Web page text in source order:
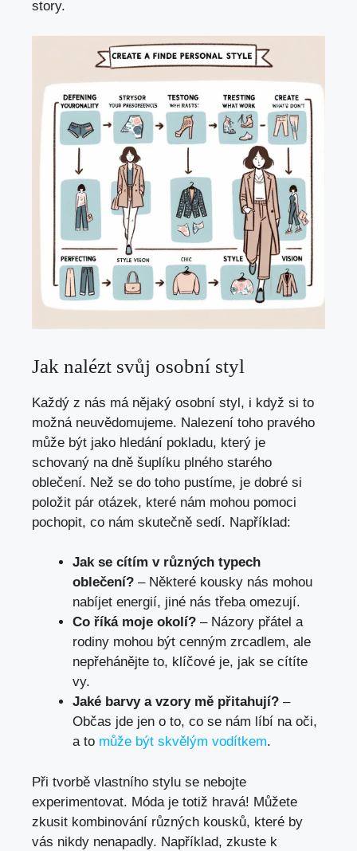
story.
Jak nalézt svůj osobní styl
Každý z nás má nějaký osobní styl, i když si to
možná neuvědomujeme. Nalezení toho pravého
⁤může být jako hledání pokladu, který je
schovaný na dně šuplíku plného starého
oblečení. ​Než se do toho ‌pustíme, je dobré si⁣
položit pár otázek, které nám mohou pomoci
pochopit, co nám skutečně sedí. Například:
Jak se⁣ cítím v různých typech
oblečení? – Některé kousky nás mohou
nabíjet energií, jiné nás třeba omezují.
Co říká moje okolí? – Názory přátel a
rodiny mohou být cenným zrcadlem, ale
nepřehánějte ⁣to, klíčové je, jak se cítíte
vy.
Jaké barvy a vzory mě přitahují? –
Občas jde jen o to, ‌co se nám líbí na oči,
a to ⁤ může být skvělým vodítkem.
Při tvorbě vlastního stylu‌ se nebojte
experimentovat.⁤ Móda je totiž hravá! Můžete
zkusit kombinování různých kousků, které by
vás nikdy nenapadly. Například, zkuste k